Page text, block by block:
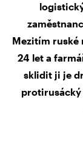
Mezitím ruské
24 let a
sklidit ji je
protirusácký